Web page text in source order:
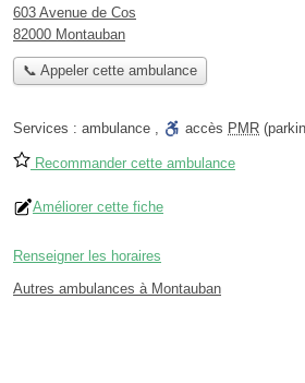
603 Avenue de Cos
82000 Montauban
📞 Appeler cette ambulance
Services : ambulance , accès PMR
Recommander cette ambulance
Améliorer cette fiche
Renseigner les horaires
Autres ambulances à Montauban